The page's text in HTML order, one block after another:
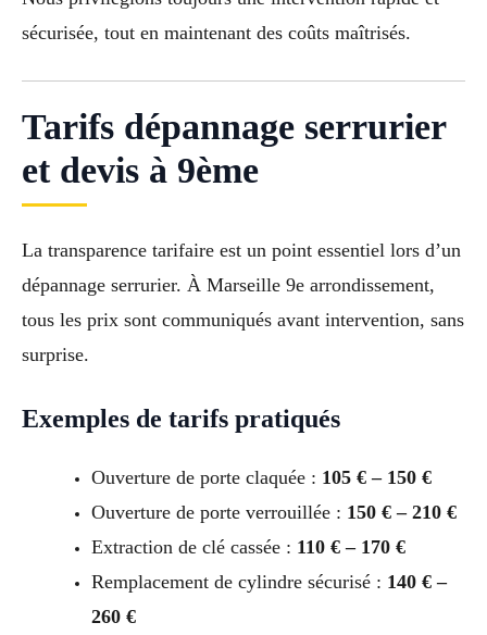
sécurisée, tout en maintenant des coûts maîtrisés.
Tarifs dépannage serrurier
et devis à 9ème
La transparence tarifaire est un point essentiel lors d’un
dépannage serrurier. À Marseille 9e arrondissement,
tous les prix sont communiqués avant intervention, sans
surprise.
Exemples de tarifs pratiqués
Ouverture de porte claquée : 105 € – 150 €
Ouverture de porte verrouillée : 150 € – 210 €
Extraction de clé cassée : 110 € – 170 €
Remplacement de cylindre sécurisé : 140 € –
260 €